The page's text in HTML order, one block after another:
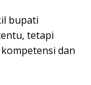
bupati
tetapi
dan